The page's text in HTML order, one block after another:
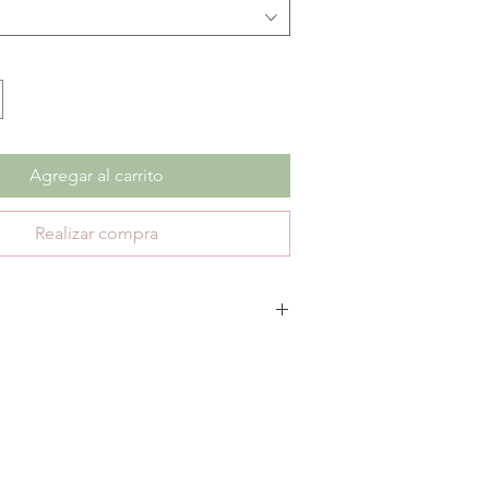
Agregar al carrito
Realizar compra
30 días de garantía por defectos de